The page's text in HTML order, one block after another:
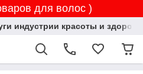
для волос )
индустрии красоты и